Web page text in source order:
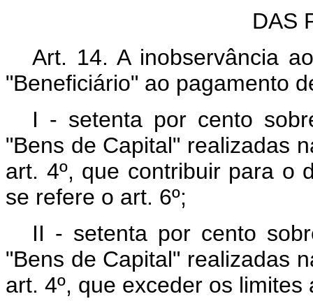
DAS
Art. 14. A inobservância
"Beneficiário" ao pagamento
I - setenta por cento
"Bens de Capital" realizadas
art. 4º, que contribuir para o
se refere o art. 6º;
II - setenta por cento
"Bens de Capital" realizadas
art. 4º, que exceder os